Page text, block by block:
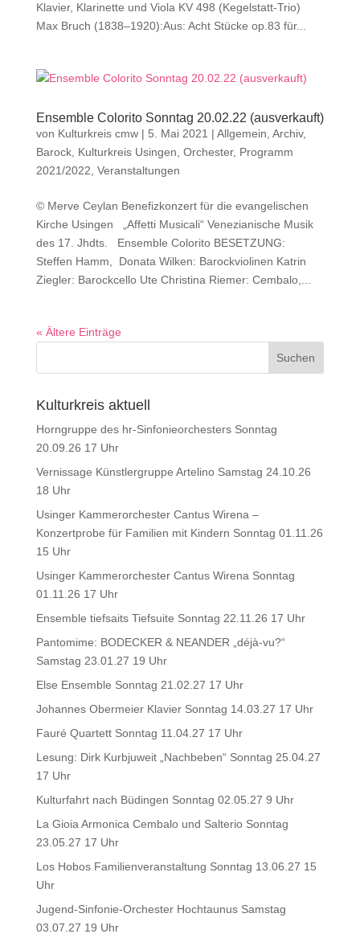
Klavier, Klarinette und Viola KV 498 (Kegelstatt-Trio)
Max Bruch (1838–1920):Aus: Acht Stücke op.83 für...
Ensemble Colorito Sonntag 20.02.22 (ausverkauft)
von Kulturkreis cmw| 5. Mai 2021 | Allgemein Archiv,
Barock, Kulturkreis Usingen Orchester, Programm
2021/2022 Veranstaltungen
© Merve Ceylan Benefizkonzert für die evangelischen
Kirche Usingen „Affetti Musicali“ Venezianische Musik
des 17. Jhdts. Ensemble Colorito BESETZUNG:
Steffen Hamm, Donata Wilken: Barockviolinen Katrin
Ziegler: Barockcello Ute Christina Riemer: Cembalo,...
« Ältere Einträge
Kulturkreis aktuell
Horngruppe des hr-Sinfonieorchesters Sonntag
20.09.26 17 Uhr
Vernissage Künstlergruppe Artelino Samstag 24.10.26
18 Uhr
Usinger Kammerorchester Cantus Wirena –
Konzertprobe für Familien mit Kindern Sonntag 01.11.26
15 Uhr
Usinger Kammerorchester Cantus Wirena Sonntag
01.11.26 17 Uhr
Ensemble tiefsaits Tiefsuite Sonntag 22.11.26 17 Uhr
Pantomime: BODECKER & NEANDER „déjà-vu?“
Samstag 23.01.27 19 Uhr
Else Ensemble Sonntag 21.02.27 17 Uhr
Johannes Obermeier Klavier Sonntag 14.03.27 17 Uhr
Fauré Quartett Sonntag 11.04.27 17 Uhr
Lesung: Dirk Kurbjuweit „Nachbeben“ Sonntag 25.04.27
17 Uhr
Kulturfahrt nach Büdingen Sonntag 02.05.27 9 Uhr
La Gioia Armonica Cembalo und Salterio Sonntag
23.05.27 17 Uhr
Los Hobos Familienveranstaltung Sonntag 13.06.27 15
Uhr
Jugend-Sinfonie-Orchester Hochtaunus Samstag
03.07.27 19 Uhr